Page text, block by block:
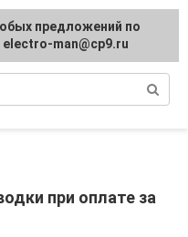
отчётность
при оплате за
предложений по
electro-man@cp9.ru